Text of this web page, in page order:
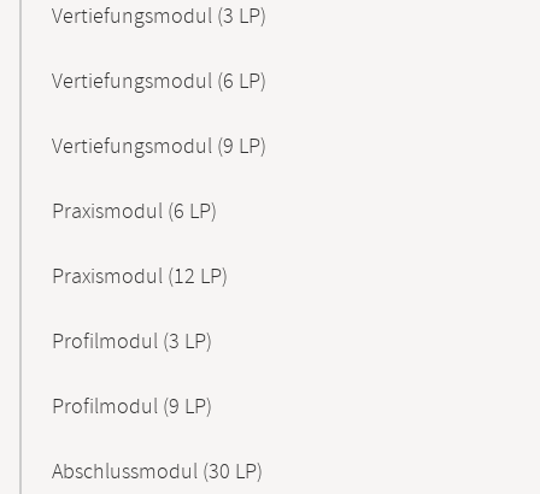
Vertiefungsmodul (3 LP)
Vertiefungsmodul (6 LP)
Vertiefungsmodul (9 LP)
Praxismodul (6 LP)
Praxismodul (12 LP)
Profilmodul (3 LP)
Profilmodul (9 LP)
Abschlussmodul (30 LP)